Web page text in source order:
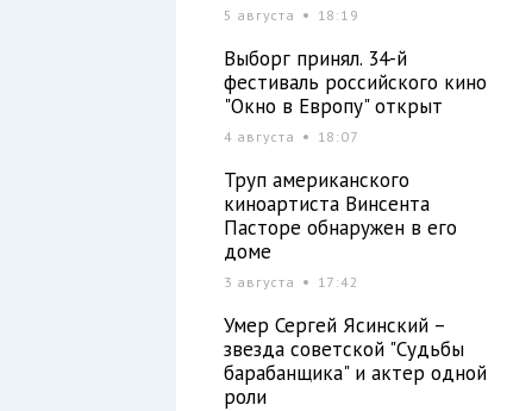
5 августа 18:19
Выборг принял. 34-й
фестиваль российского кино
"Окно в Европу" открыт
4 августа 18:07
Труп американского
киноартиста Винсента
Пасторе обнаружен в его
доме
3 августа 17:42
Умер Сергей Ясинский –
звезда советской "Судьбы
барабанщика" и актер одной
роли